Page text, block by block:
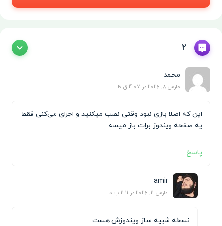
2
محمد
مارس 8, 2026 در 4:07 ق.ظ
این که اصلا بازی نبود وقتی نصب میکنید و اجرای می‌کنی فقط
یه صفحه ویندوز برات باز میسه
پاسخ
amir
مارس 11, 2026 در 11:11 ب.ظ
نسخه شبیه ساز ویندوزش هست